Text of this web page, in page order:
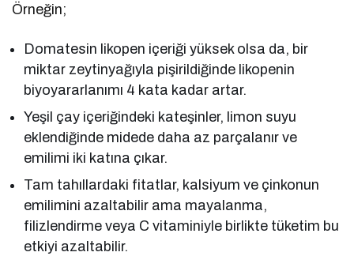
Örneğin;
Domatesin likopen içeriği yüksek olsa da, bir
miktar zeytinyağıyla pişirildiğinde likopenin
biyoyararlanımı 4 kata kadar artar.
Yeşil çay içeriğindeki kateşinler, limon suyu
eklendiğinde midede daha az parçalanır ve
emilimi iki katına çıkar.
Tam tahıllardaki fitatlar, kalsiyum ve çinkonun
emilimini azaltabilir ama mayalanma,
filizlendirme veya C vitaminiyle birlikte tüketim bu
etkiyi azaltabilir.